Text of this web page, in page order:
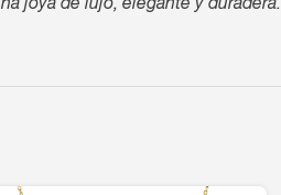
joya de lujo, elegante y duradera.